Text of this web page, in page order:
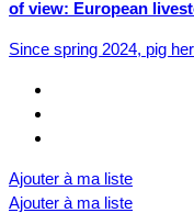
of view: European
Since spring 2024, pig
Ajouter à ma liste
Ajouter à ma liste